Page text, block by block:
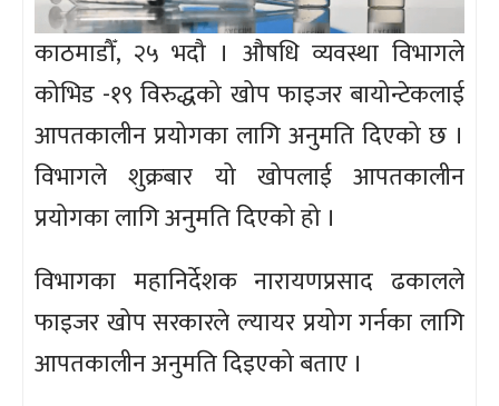
काठमाडौँ, २५ भदौ । औषधि व्यवस्था विभागले
कोभिड -१९ विरुद्धको खोप फाइजर बायोन्टेकलाई
आपतकालीन प्रयोगका लागि अनुमति दिएको छ ।
विभागले शुक्रबार यो खोपलाई आपतकालीन
प्रयोगका लागि अनुमति दिएको हो ।
विभागका महानिर्देशक नारायणप्रसाद ढकालले
फाइजर खोप सरकारले ल्यायर प्रयोग गर्नका लागि
आपतकालीन अनुमति दिइएको बताए ।